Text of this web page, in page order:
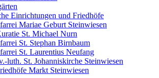
Einrichtungen und Friedhöfe
Mariae Geburt Steinwiesen
St. Michael Nurn
St. Stephan Birnbaum
St. Laurentius Neufang
luth. St. Johanniskirche Steinwiesen
Markt Steinwiesen